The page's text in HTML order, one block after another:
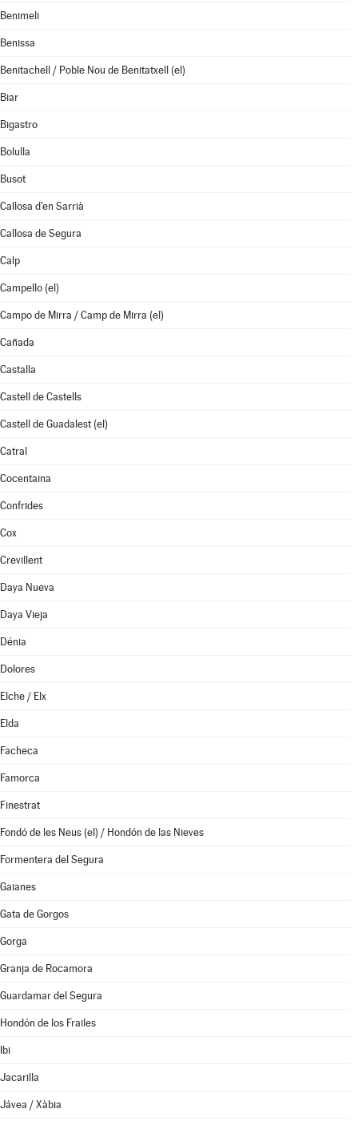
Benimeli
Benissa
Benitachell / Poble Nou de Benitatxell (el)
Biar
Bigastro
Bolulla
Busot
Callosa d'en Sarrià
Callosa de Segura
Calp
Campello (el)
Campo de Mirra / Camp de Mirra (el)
Cañada
Castalla
Castell de Castells
Castell de Guadalest (el)
Catral
Cocentaina
Confrides
Cox
Crevillent
Daya Nueva
Daya Vieja
Dénia
Dolores
Elche / Elx
Elda
Facheca
Famorca
Finestrat
Fondó de les Neus (el) / Hondón de las Nieves
Formentera del Segura
Gaianes
Gata de Gorgos
Gorga
Granja de Rocamora
Guardamar del Segura
Hondón de los Frailes
Ibi
Jacarilla
Jávea / Xàbia